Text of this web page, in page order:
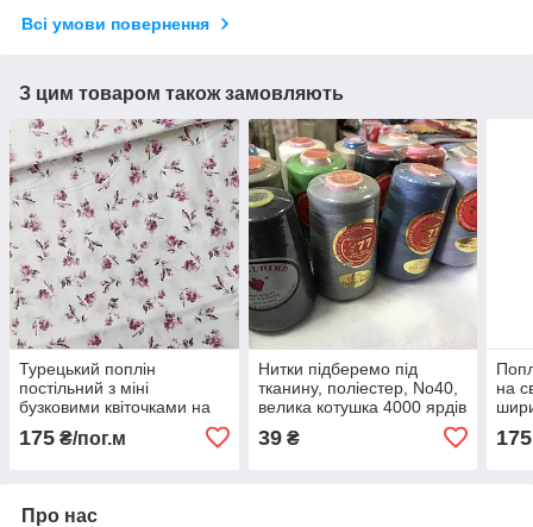
Всі умови повернення
З цим товаром також замовляють
Турецький поплін
постільний з міні
бузковими квіточками на
175 ₴/пог.м
Нитки підберемо під
тканину, поліестер, No40,
велика котушка 4000 ярдів
39₴
на
175
Про нас